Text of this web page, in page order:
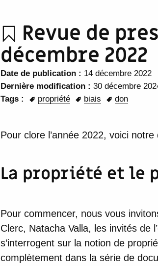
Revue de
décembre 2022
Date de publication : 14 décembre 2022
Dernière modification : 30 décembre
Tags :
propriété biais don
Pour clore l’année 2022, voici
La propriété et le
Pour commencer, nous vous
Clerc, Natacha Valla, les invités de
s’interrogent sur la notion de
complètement dans la série de